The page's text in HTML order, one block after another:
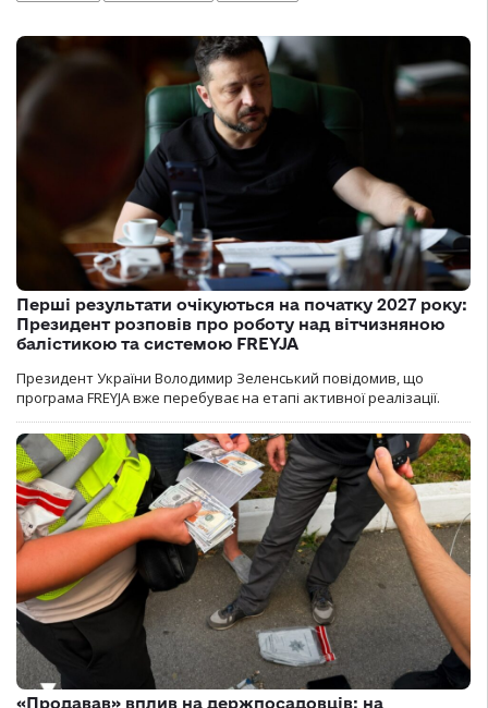
Перші результати очікуються на початку 2027 року:
Президент розповів про роботу над вітчизняною
балістикою та системою FREYJA
Президент України Володимир Зеленський повідомив, що
програма FREYJA вже перебуває на етапі активної реалізації.
«Продавав» вплив на держпосадовців: на